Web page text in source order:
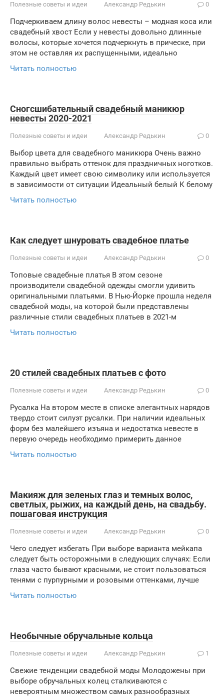
Полезные советы и идеи Александр Редькин 0
Подчеркиваем длину волос невесты – модная коса или
свадебный хвост Если у невесты довольно длинные
волосы, которые хочется подчеркнуть в прическе, при
этом не оставляя их распущенными, идеально
Читать полностью
Сногсшибательный свадебный маникюр
невесты 2020-2021
Полезные советы и идеи Александр Редькин 0
Выбор цвета для свадебного маникюра Очень важно
правильно выбрать оттенок для праздничных ноготков.
Каждый цвет имеет свою символику или используется
в зависимости от ситуации Идеальный белый К белому
Читать полностью
Как следует шнуровать свадебное платье
Полезные советы и идеи Александр Редькин 0
Топовые свадебные платья В этом сезоне
производители свадебной одежды смогли удивить
оригинальными платьями. В Нью-Йорке прошла неделя
свадебной моды, на которой были представлены
различные стили свадебных платьев в 2021-м
Читать полностью
20 стилей свадебных платьев с фото
Полезные советы и идеи Александр Редькин 0
Русалка На втором месте в списке элегантных нарядов
твердо стоит силуэт русалки. При наличии идеальных
форм без малейшего изъяна и недостатка невесте в
первую очередь необходимо примерить данное
Читать полностью
Макияж для зеленых глаз и темных волос,
светлых, рыжих, на каждый день, на свадьбу.
пошаговая инструкция
Полезные советы и идеи Александр Редькин 0
Чего следует избегать При выборе варианта мейкапа
следует быть осторожными в следующих случаях: Если
глаза часто бывают красными, не стоит пользоваться
тенями с пурпурными и розовыми оттенками, лучше
Читать полностью
Необычные обручальные кольца
Полезные советы и идеи Александр Редькин 1
Свежие тенденции свадебной моды Молодожены при
выборе обручальных колец сталкиваются с
невероятным множеством самых разнообразных